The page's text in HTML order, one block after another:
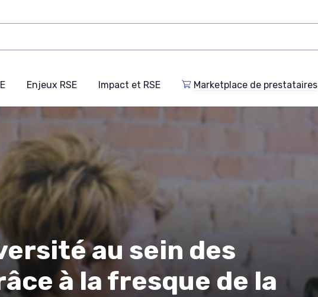
Enjeux RSE Impact et RSE Marketplace de prestataires
au sein des
à la fresque de la